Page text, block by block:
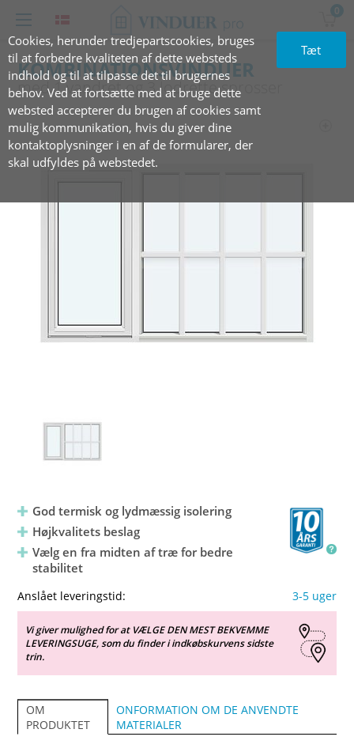
Cookies, herunder tredjepartscookies, bruges
til at forbedre kvaliteten af dette websteds
indhold og til at tilpasse det til brugernes
behov. Ved at fortsætte med at bruge dette
websted accepterer du brugen af cookies samt
mulig kommunikation, hvis du giver dine
kontaktoplysninger i en af de formularer, der
skal udfyldes på webstedet.
Tæt
0
KOMBINATIONSVINDUER
med‏‏‎ ‎1 vandret og 3 ‏‎lodrette sprosser
God termisk og lydmæssig isolering
Højkvalitets beslag
Vælg en fra midten af træ for bedre
stabilitet
Anslået leveringstid: 3-5 uger
Vi giver mulighed for at VÆLGE DEN MEST BEKVEMME
LEVERINGSUGE, som du finder i indkøbskurvens sidste
trin.
OM
PRODUKTET
ONFORMATION OM DE ANVENDTE
MATERIALER